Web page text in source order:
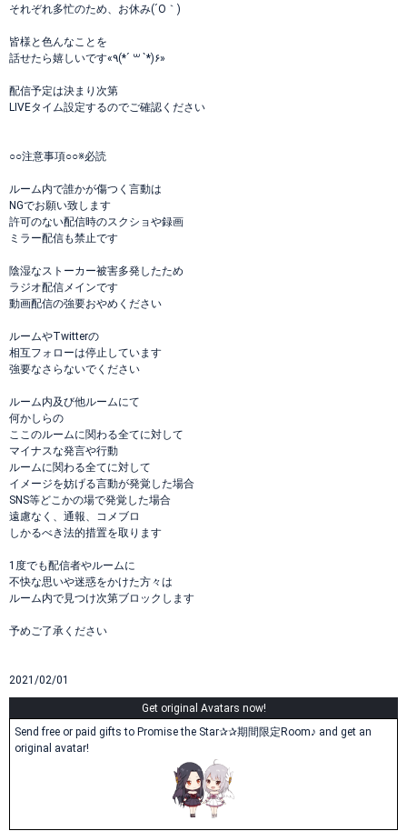
それぞれ多忙のため、お休み(´O｀)
皆様と色んなことを
話せたら嬉しいです«٩(*´ ꒳ `*)۶»
配信予定は決まり次第
LIVEタイム設定するのでご確認ください
○○注意事項○○※必読
ルーム内で誰かが傷つく言動は
NGでお願い致します
許可のない配信時のスクショや録画
ミラー配信も禁止です
陰湿なストーカー被害多発したため
ラジオ配信メインです
動画配信の強要おやめください
ルームやTwitterの
相互フォローは停止しています
強要なさらないでください
ルーム内及び他ルームにて
何かしらの
ここのルームに関わる全てに対して
マイナスな発言や行動
ルームに関わる全てに対して
イメージを妨げる言動が発覚した場合
SNS等どこかの場で発覚した場合
遠慮なく、通報、コメブロ
しかるべき法的措置を取ります
1度でも配信者やルームに
不快な思いや迷惑をかけた方々は
ルーム内で見つけ次第ブロックします
予めご了承ください
2021/02/01
Get original Avatars now!
Send free or paid gifts to Promise the Star✰✰期間限定Room♪ and get an
original avatar!